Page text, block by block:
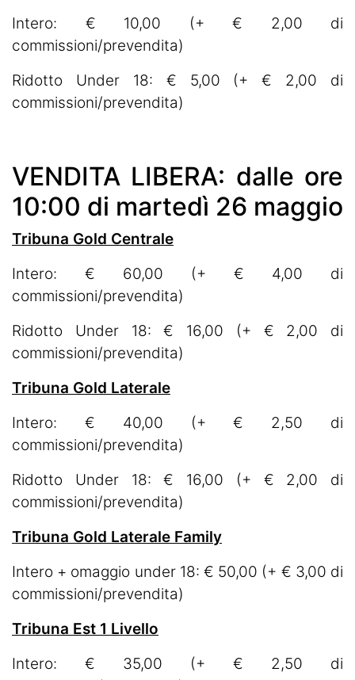
Intero: € 10,00 (+ € 2,00 di
commissioni/prevendita)
Ridotto Under 18: € 5,00 (+ € 2,00 di
commissioni/prevendita)
VENDITA LIBERA: dalle ore
10:00 di martedì 26 maggio
Tribuna Gold Centrale
Intero: € 60,00 (+ € 4,00 di
commissioni/prevendita)
Ridotto Under 18: € 16,00 (+ € 2,00 di
commissioni/prevendita)
Tribuna Gold Laterale
Intero: € 40,00 (+ € 2,50 di
commissioni/prevendita)
Ridotto Under 18: € 16,00 (+ € 2,00 di
commissioni/prevendita)
Tribuna Gold Laterale Family
Intero + omaggio under 18: € 50,00 (+ € 3,00 di
commissioni/prevendita)
Tribuna Est 1 Livello
Intero: € 35,00 (+ € 2,50 di